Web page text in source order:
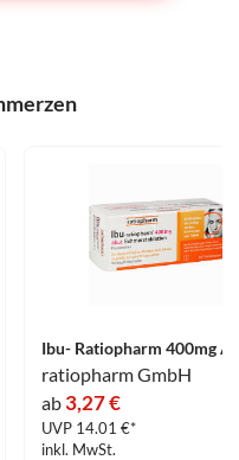
ratiopharm GmbH
ab 3,27 €
UVP 14.01 €*
inkl. MwSt.